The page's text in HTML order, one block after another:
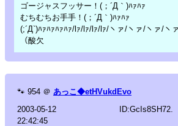
ゴージャスフッサー！(；´Д｀)ﾊｧﾊｧ
むちむちお手手！(；´Д｀)ﾊｧﾊｧ
(;´Д`)ﾊｧﾊｧﾊｧﾊｧ/lｧ/lｧ/lｧ/lｧ/ヽァ/ヽァ/ヽァ/ヽ
（酸欠
🐾 954 ＠ あっこ◆etHVukdEvo
2003-05-12
22:42:45
ID:GcIs8SH72.